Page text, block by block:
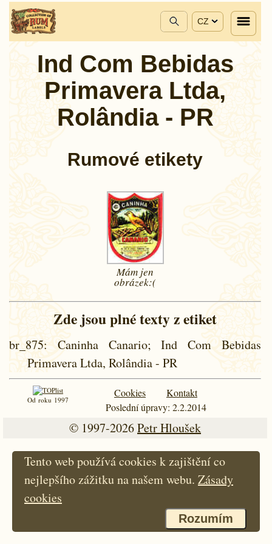
CZ
Ind Com Bebidas
Primavera Ltda,
Rolândia - PR
Rumové etikety
Mám jen
obrázek:(
Zde jsou plné texty z etiket
br_875: Caninha Canario; Ind Com Bebidas
Primavera Ltda, Rolândia - PR
Od roku 1997
Cookies
Kontakt
Poslední úpravy: 2.2.2014
© 1997-2026Petr Hloušek
Tento web používá cookies k zajištění co
nejlepšího zážitku na našem webu. Zásady
cookies
Rozumím